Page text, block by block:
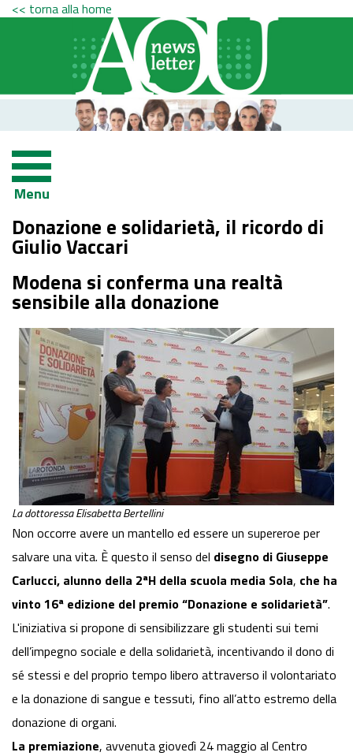
<< torna alla home
Menu
Donazione e solidarietà, il ricordo di
Giulio Vaccari
Modena si conferma una realtà
sensibile alla donazione
La dottoressa Elisabetta Bertellini
Non occorre avere un mantello ed essere un supereroe per
salvare una vita. È questo il senso del disegno di Giuseppe
Carlucci, alunno della 2ªH della scuola media Sola, che ha
vinto 16ª edizione del premio “Donazione e solidarietà”.
L'iniziativa si propone di sensibilizzare gli studenti sui temi
dell’impegno sociale e della solidarietà, incentivando il dono di
sé stessi e del proprio tempo libero attraverso il volontariato
e la donazione di sangue e tessuti, fino all’atto estremo della
donazione di organi.
La premiazione, avvenuta giovedì 24 maggio al Centro